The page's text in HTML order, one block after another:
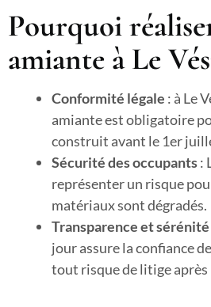
Pourquoi
amiante à Le
Conformité légale : à Le
amiante est obligatoire
construit avant le 1er
Sécurité des occupants:
représenter un risque
matériaux sont dégradés.
Transparence et sérénité
jour assure la confiance
tout risque de litige